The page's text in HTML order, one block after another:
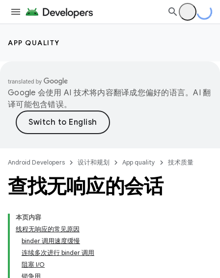
APP QUALITY
Google 会使用 AI 技术将内容翻译成您偏好的语言。AI 翻
译可能包含错误。
Android Developers 设计和规划 App quality 技术质量
查找无响应的会话
本页内容
线程无响应的常见原因
binder 调用速度缓慢
连续多次进行 binder 调用
阻塞 I/O
锁争用